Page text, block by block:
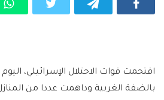
اقتحمت قوات الاحتلال الإسرائيلي،